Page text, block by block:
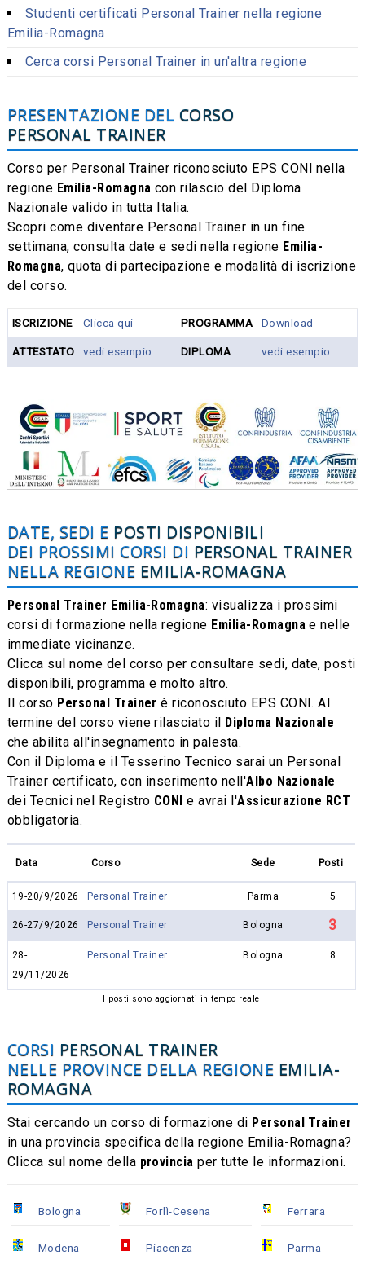
Studenti certificati Personal Trainer nella regione
Emilia-Romagna
Cerca corsi Personal Trainer in un'altra regione
PRESENTAZIONE DEL CORSO
PERSONAL TRAINER
Corso per Personal Trainer riconosciuto EPS CONI nella
regione Emilia-Romagna con rilascio del Diploma
Nazionale valido in tutta Italia.
Scopri come diventare Personal Trainer in un fine
settimana, consulta date e sedi nella regione Emilia-
Romagna, quota di partecipazione e modalità di iscrizione
del corso.
ISCRIZIONE Clicca qui PROGRAMMA Download
ATTESTATO vedi esempio DIPLOMA vedi esempio
DATE, SEDI E POSTI DISPONIBILI
DEI PROSSIMI CORSI DI PERSONAL TRAINER
NELLA REGIONE EMILIA-ROMAGNA
Personal Trainer Emilia-Romagna: visualizza i prossimi
corsi di formazione nella regione Emilia-Romagna e nelle
immediate vicinanze.
Clicca sul nome del corso per consultare sedi, date, posti
disponibili, programma e molto altro.
Il corso Personal Trainer è riconosciuto EPS CONI. Al
termine del corso viene rilasciato il Diploma Nazionale
che abilita all'insegnamento in palesta.
Con il Diploma e il Tesserino Tecnico sarai un Personal
Trainer certificato, con inserimento nell'Albo Nazionale
dei Tecnici nel Registro CONI e avrai l'Assicurazione RCT
obbligatoria.
Data Corso Sede Posti
19-20/9/2026 Personal Trainer Parma 5
26-27/9/2026 Personal Trainer Bologna 3
28-
29/11/2026
Personal Trainer Bologna 8
I posti sono aggiornati in tempo reale
CORSI PERSONAL TRAINER
NELLE PROVINCE DELLA REGIONE EMILIA-
ROMAGNA
Stai cercando un corso di formazione di Personal Trainer
in una provincia specifica della regione Emilia-Romagna?
Clicca sul nome della provincia per tutte le informazioni.
Bologna Forlì-Cesena Ferrara
Modena Piacenza Parma